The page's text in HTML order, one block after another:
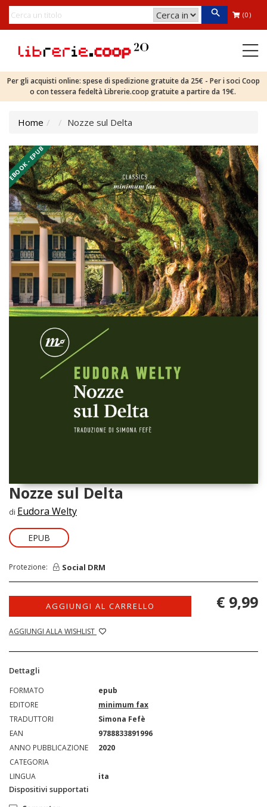
(0)
Per gli acquisti online: spese di spedizione gratuite da 25€ - Per i soci Coop
o con tessera fedeltà Librerie.coop gratuite a partire da 19€.
Home Nozze sul Delta
EBOOK - EPUB
Nozze sul Delta
di Eudora Welty
EPUB
Protezione: Social DRM
AGGIUNGI AL CARRELLO
AGGIUNGI ALLA WISHLIST
€ 9,99
Dettagli
FORMATO
epub
EDITORE
minimum fax
TRADUTTORI
Simona Fefè
EAN
9788833891996
ANNO PUBBLICAZIONE
2020
CATEGORIA
LINGUA
ita
Dispositivi supportati